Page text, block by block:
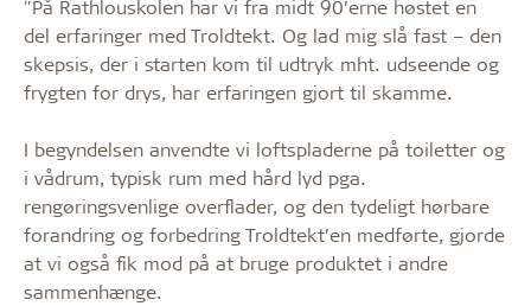
"På Rathlouskolen har vi fra midt 90’erne høstet en
del erfaringer med Troldtekt. Og lad mig slå fast – den
skepsis, der i starten kom til udtryk mht. udseende og
frygten for drys, har erfaringen gjort til skamme.
I begyndelsen anvendte vi loftspladerne på toiletter og
i vådrum, typisk rum med hård lyd pga.
rengøringsvenlige overflader, og den tydeligt hørbare
forandring og forbedring Troldtekt’en medførte, gjorde
at vi også fik mod på at bruge produktet i andre
sammenhænge.